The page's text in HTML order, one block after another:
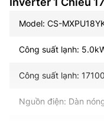
Model: CS-
Công suất lạnh:
Công suất lạnh:
Nguồn điện: Dàn